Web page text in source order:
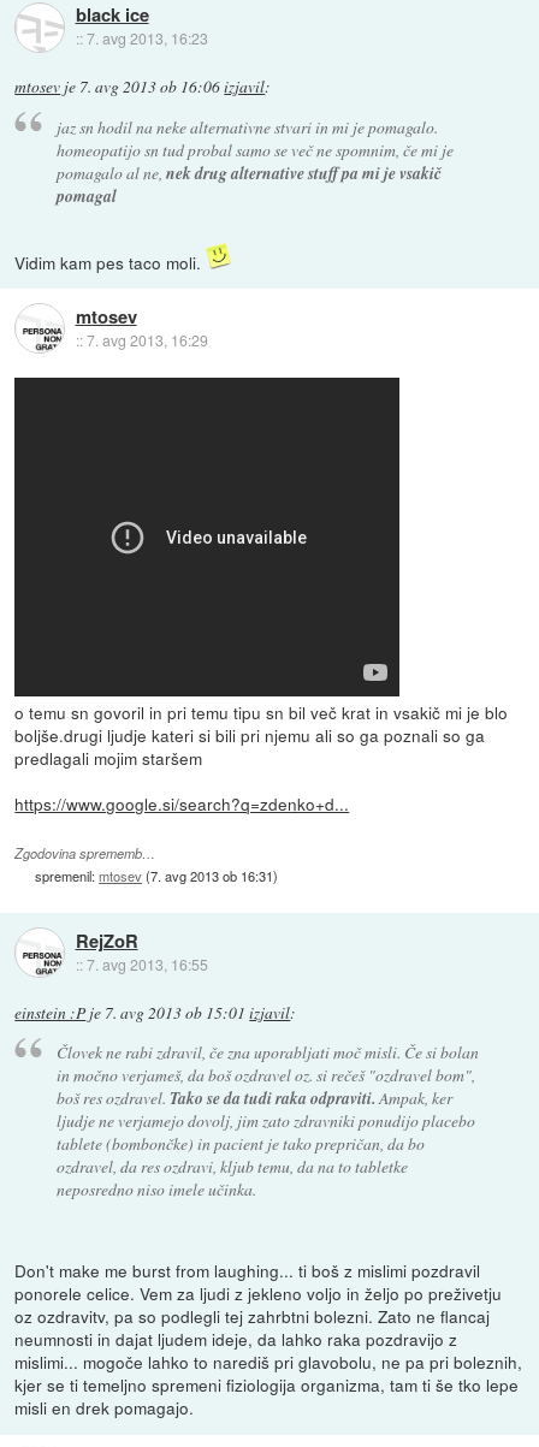
black ice
::7. avg 2013, 16:23
mtosev je 7. avg 2013 ob 16:06izjavil:
jaz sn hodil na neke alternativne stvari in mi je pomagalo.
homeopatijo sn tud probal samo se več ne spomnim, če mi je
pomagalo al ne, nek drug alternative stuff pa mi je vsakič
pomagal
Vidim kam pes taco moli.
mtosev
::7. avg 2013, 16:29
o temu sn govoril in pri temu tipu sn bil več krat in vsakič mi je blo
boljše.drugi ljudje kateri si bili pri njemu ali so ga poznali so ga
predlagali mojim staršem
https://www.google.si/search?q=zdenko+d...
Zgodovina sprememb…
spremenil:mtosev(7. avg 2013 ob 16:31)
RejZoR
::7. avg 2013, 16:55
einstein :P je 7. avg 2013 ob 15:01 izjavil:
Človek ne rabi zdravil, če zna uporabljati moč misli. Če si bolan
in močno verjameš, da boš ozdravel oz. si rečeš "ozdravel bom",
boš res ozdravel. Tako se da tudi raka odpraviti.Ampak, ker
ljudje ne verjamejo dovolj, jim zato zdravniki ponudijo placebo
tablete (bombončke) in pacient je tako prepričan, da bo
ozdravel, da res ozdravi, kljub temu, da na to tabletke
neposredno niso imele učinka.
Don't make me burst from laughing... ti boš z mislimi pozdravil
ponorele celice. Vem za ljudi z jekleno voljo in željo po preživetju
oz ozdravitv, pa so podlegli tej zahrbtni bolezni. Zato ne flancaj
neumnosti in dajat ljudem ideje, da lahko raka pozdravijo z
mislimi... mogoče lahko to narediš pri glavobolu, ne pa pri boleznih,
kjer se ti temeljno spremeni fiziologija organizma, tam ti še tko lepe
misli en drek pomagajo.